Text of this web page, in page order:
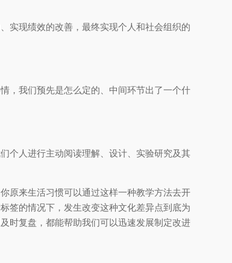
实现绩效的改善，最终实现个人和社会组织的
，我们预先是怎么定的、中间环节出了一个什
个人进行主动阅读理解、设计、实验研究及其
原来生活习惯可以通过这样一种教学方法去开
签的情况下，发生改变这种文化差异点到底为
时复盘，都能帮助我们可以迅速发展制定改进